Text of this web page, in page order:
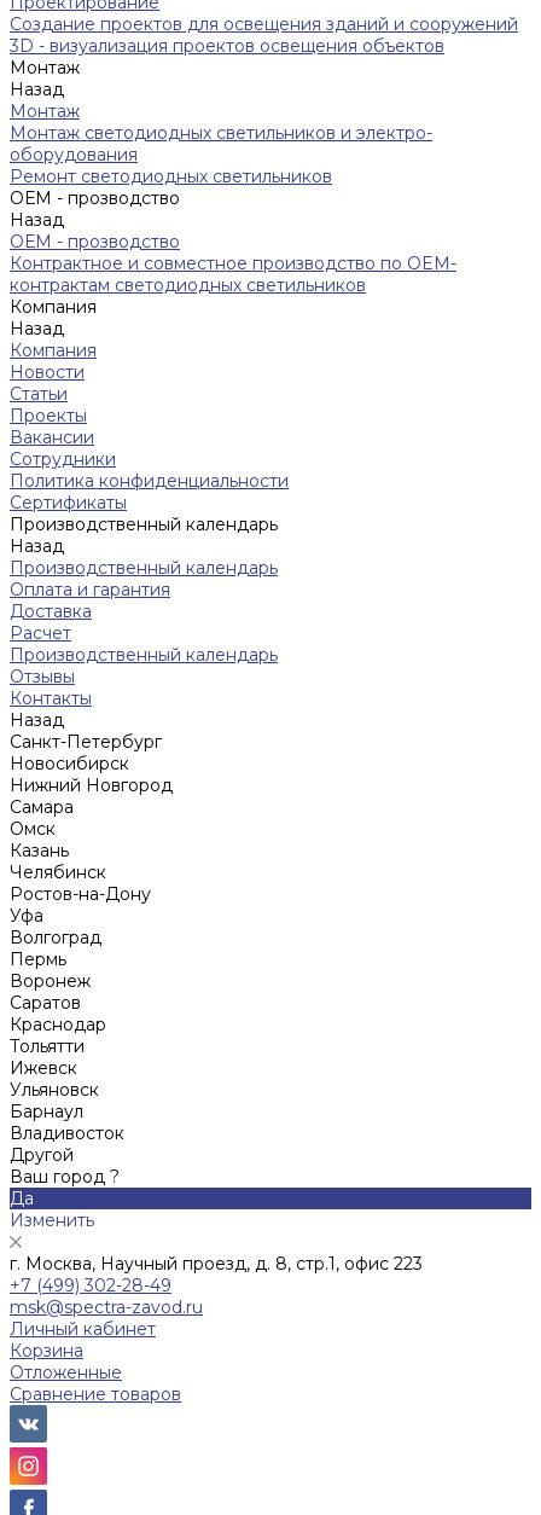
Создание проектов для освещения зданий и сооружений
3D - визуализация проектов освещения объектов
Монтаж
Назад
Монтаж
Монтаж светодиодных светильников и электро-
оборудования
Ремонт светодиодных светильников
ОЕМ - прозводство
Назад
ОЕМ - прозводство
Контрактное и совместное производство по OEM-
контрактам светодиодных светильников
Компания
Назад
Компания
Новости
Статьи
Проекты
Вакансии
Сотрудники
Политика конфиденциальности
Сертификаты
Производственный календарь
Назад
Производственный календарь
Оплата и гарантия
Доставка
Расчет
Производственный календарь
Отзывы
Контакты
Назад
Санкт-Петербург
Новосибирск
Нижний Новгород
Cамара
Омск
Казань
Челябинск
Ростов-на-Дону
Уфа
Волгоград
Пермь
Воронеж
Саратов
Краснодар
Тольятти
Ижевск
Ульяновск
Барнаул
Владивосток
Другой
Ваш город ?
Да
Изменить
г. Москва, Научный проезд, д. 8, стр.1, офис 223
+7 (499) 302-28-49
msk@spectra-zavod.ru
Личный кабинет
Корзина
Отложенные
Сравнение товаров